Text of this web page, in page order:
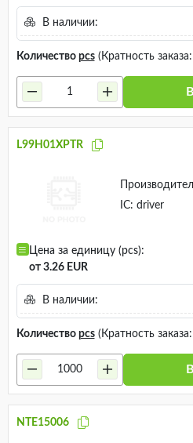
В наличии:
Количество pcs(Кратность
L99H01XPTR
IC: driver
Цена за единицу (pcs):
от 3.26 EUR
В наличии:
Количество pcs(Кратность
NTE15006